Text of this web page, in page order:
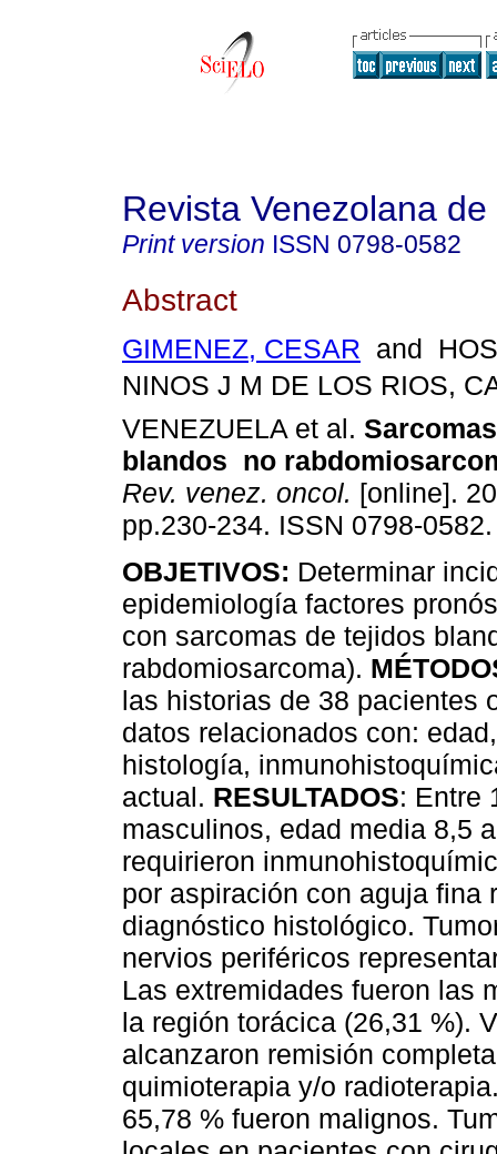
Revista Venezolana
Print version ISSN 0798-0582
Abstract
GIMENEZ, CESAR and
NINOS J M DE LOS RIOS,
VENEZUELA et al.
blandos no
Rev. venez. oncol. [online].
pp.230-234. ISSN 0798-0582.
OBJETIVOS: Determinar
epidemiología factores
con sarcomas de tejidos
rabdomiosarcoma).
las historias de 38 pacientes
datos relacionados con:
histología,
actual. RESULTADOS: Entre
masculinos, edad media 8,5
requirieron
por aspiración con aguja fina
diagnóstico histológico.
nervios periféricos
Las extremidades fueron las
la región torácica (26,31 %).
alcanzaron remisión
quimioterapia y/o
65,78 % fueron malignos.